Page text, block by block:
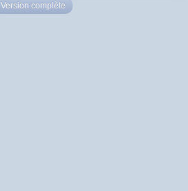
Version complète